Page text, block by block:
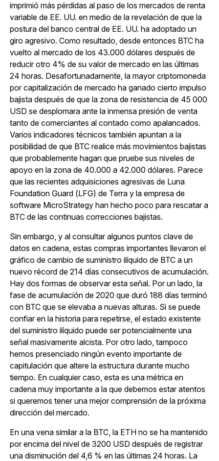
imprimió más pérdidas al paso de los mercados de renta
variable de EE. UU. en medio de la revelación de que la
postura del banco central de EE. UU. ha adoptado un
giro agresivo. Como resultado, desde entonces BTC ha
vuelto al mercado de los 43.000 dólares después de
reducir otro 4% de su valor de mercado en las últimas
24 horas. Desafortunadamente, la mayor criptomoneda
por capitalización de mercado ha ganado cierto impulso
bajista después de que la zona de resistencia de 45 000
USD se desplomara ante la inmensa presión de venta
tanto de comerciantes al contado como apalancados.
Varios indicadores técnicos también apuntan a la
posibilidad de que BTC realice más movimientos bajistas
que probablemente hagan que pruebe sus niveles de
apoyo en la zona de 40.000 a 42.000 dólares. Parece
que las recientes adquisiciones agresivas de Luna
Foundation Guard (LFG) de Terra y la empresa de
software MicroStrategy han hecho poco para rescatar a
BTC de las continuas correcciones bajistas.
Sin embargo, y al consultar algunos puntos clave de
datos en cadena, estas compras importantes llevaron el
gráfico de cambio de suministro ilíquido de BTC a un
nuevo récord de 214 días consecutivos de acumulación.
Hay dos formas de observar esta señal. Por un lado, la
fase de acumulación de 2020 que duró 188 días terminó
con BTC que se elevaba a nuevas alturas. Si se puede
confiar en la historia para repetirse, el estado existente
del suministro ilíquido puede ser potencialmente una
señal masivamente alcista. Por otro lado, tampoco
hemos presenciado ningún evento importante de
capitulación que altere la estructura durante mucho
tiempo. En cualquier caso, esta es una métrica en
cadena muy importante a la que debemos estar atentos
si queremos tener una mejor comprensión de la próxima
dirección del mercado.
En una vena similar a la BTC, la ETH no se ha mantenido
por encima del nivel de 3200 USD después de registrar
una disminución del 4,6 % en las últimas 24 horas. La